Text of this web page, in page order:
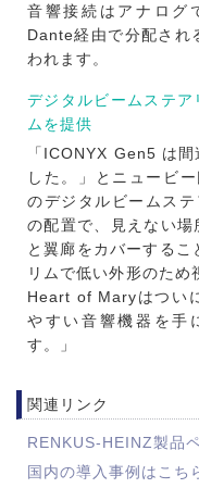
音響接続はアナログ
Dante経由で分配さ
われます。
デジタルビームステ
ムを提供
「ICONYX Gen5 は
した。」とニュービ
のデジタルビームス
の配置で、見えない
と翼廊をカバーする
リムで低い外形のた
Heart of Maryはつい
やすい音響機器を手
す。」
関連リンク
RENKUS-HEINZ製品
国内の導入事例はこち